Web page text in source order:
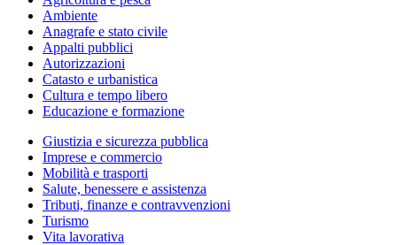
Ambiente
Anagrafe e stato civile
Appalti pubblici
Autorizzazioni
Catasto e urbanistica
Cultura e tempo libero
Educazione e formazione
Giustizia e sicurezza pubblica
Imprese e commercio
Mobilità e trasporti
Salute, benessere e assistenza
Tributi, finanze e contravvenzioni
Turismo
Vita lavorativa